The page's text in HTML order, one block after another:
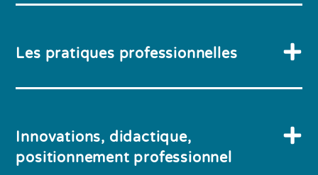
Les pratiques professionnelles
Innovations, didactique,
positionnement professionnel